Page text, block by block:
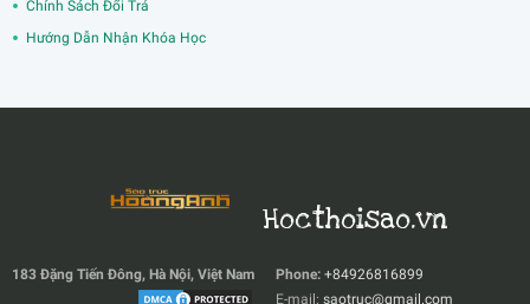
Chính Sách Đổi Trả
Hướng Dẫn Nhận Khóa Học
Hocthoisao.vn
Phone: +84926816899
E-mail: saotruc@gmail.com
183 Đặng Tiến Đông, Hà Nội, Việt Nam